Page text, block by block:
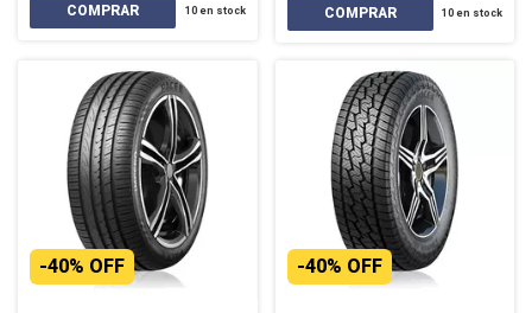
10en stock 10 en stock
-40% OFF -40% OFF